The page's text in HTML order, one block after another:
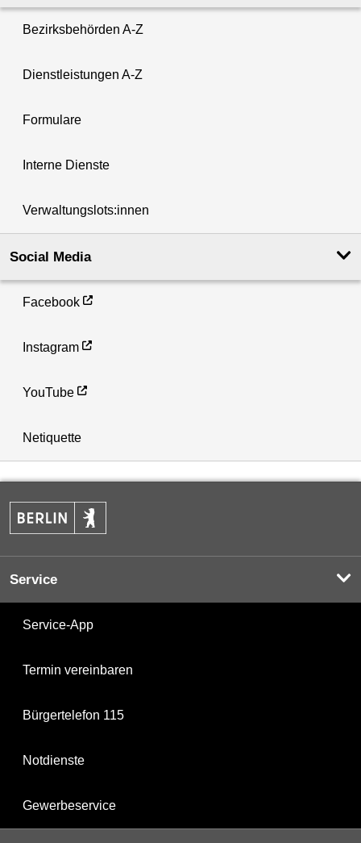
Bezirksbehörden A-Z
Dienstleistungen A-Z
Formulare
Interne Dienste
Verwaltungslots:innen
Social Media
Facebook
Instagram
YouTube
Netiquette
Service
Service-App
Termin vereinbaren
Bürgertelefon 115
Notdienste
Gewerbeservice